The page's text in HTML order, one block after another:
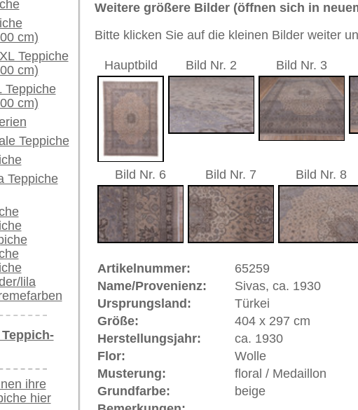
Größe: 404 x 297 cm
Herstellungsjahr:
Flor:
Wolle
Musterung: floral / Medaillon
Grundfarbe:
Bemerkungen:
Unikat. Handgeknüpfter / traditionell orientalischer Teppich
Der Flor dieses Teppichs besteht aus Wolle
Preis (inkl. MwSt.): € 7.600
Voraussichtliche Lieferzeit:
4 - 8 Werktage
Mehr über die Provenienz Sivas, ca. 1930 | Türkei
Sivas befindet sich in Ost-
Anatolien (Türkei). Die Teppiche von Sivas zeichnen sich vor allem
durch ein hochwertiges Wollmaterial und durch eine äußerst sorgfältige Knüpfarbeit aus, was
den Sivas zu einem der wertvollsten Anatolier-Teppiche macht. Stadt und Region haben
eigene Musterkreationen entwickelt, z.B die gestochen schön gezeichnete Nelken-Borte.
Teppiche.tv - große moderne Teppiche | neue und antike Orientteppiche -
riesige Auswahl
Kundenservice:
Deutschland / Österreich: +49 (0)40 450 4102
United Kingdom: +44 (0)20 7183 4544
USA / Canada: +1 646-688-1335
Impressum|Kontakt|Geschäftsbedingungen